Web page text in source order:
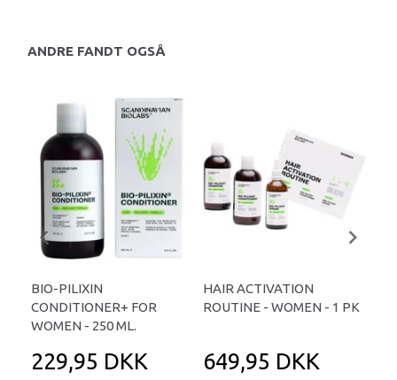
ANDRE FANDT OGSÅ
BIO-PILIXIN
CONDITIONER+ FOR
WOMEN - 250 ML.
229,95 DKK
HAIR ACTIVATION
ROUTINE - WOMEN - 1 PK
649,95 DKK